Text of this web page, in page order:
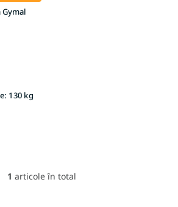
130 kg
C
1 articole în total